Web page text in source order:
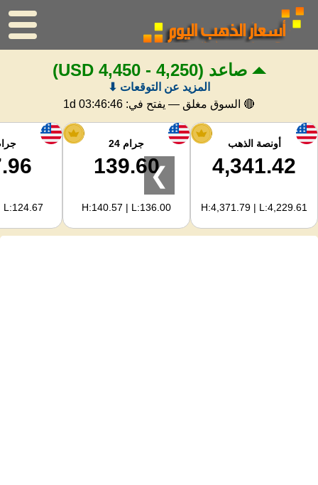
الرئيسية
سعر الذهب
اسعار الفضه
حاسبة الذهب
لمشرفي المواقع
صاعد (4,250 - 4,450 USD)
المزيد عن التوقعات ⬇
🔴 السوق مغلق — يفتح في: 1d 03:46:45
أونصة الذهب
4,341.42
H:4,371.79 | L:4,229.61
جرام 24
139.60
H:140.57 | L:136.00
L:124.67
❯